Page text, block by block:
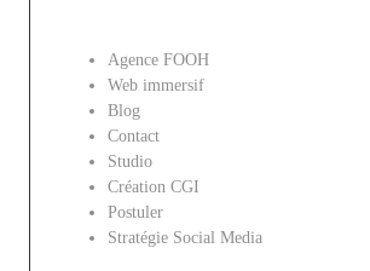
Agence FOOH
Web immersif
Blog
Contact
Studio
Création CGI
Postuler
Stratégie Social Media